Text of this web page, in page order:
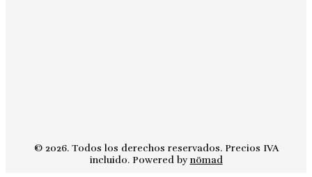
© 2026. Todos los derechos reservados. Precios IVA
incluido. Powered bynömad